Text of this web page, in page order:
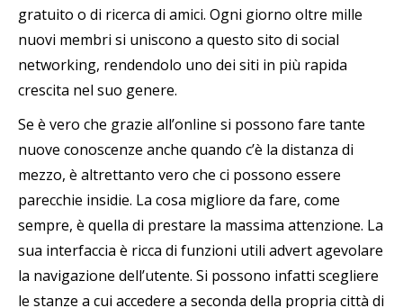
gratuito o di ricerca di amici. Ogni giorno oltre mille
nuovi membri si uniscono a questo sito di social
networking, rendendolo uno dei siti in più rapida
crescita nel suo genere.
Se è vero che grazie all’online si possono fare tante
nuove conoscenze anche quando c’è la distanza di
mezzo, è altrettanto vero che ci possono essere
parecchie insidie. La cosa migliore da fare, come
sempre, è quella di prestare la massima attenzione. La
sua interfaccia è ricca di funzioni utili advert agevolare
la navigazione dell’utente. Si possono infatti scegliere
le stanze a cui accedere a seconda della propria città di